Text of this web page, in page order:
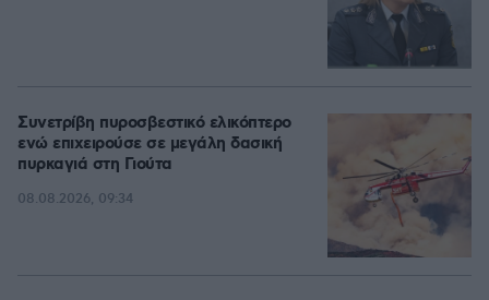
Συνετρίβη πυροσβεστικό ελικόπτερο
ενώ επιχειρούσε σε μεγάλη δασική
πυρκαγιά στη Γιούτα
08.08.2026, 09:34